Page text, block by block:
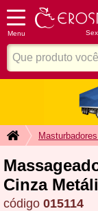
Menu
Cinza
código 015114